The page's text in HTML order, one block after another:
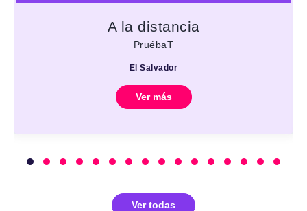
A la distancia
PruébaT
El Salvador
Ver más
Ver todas